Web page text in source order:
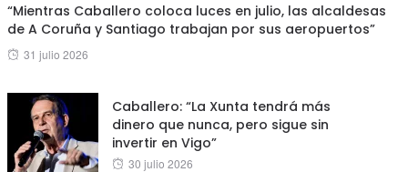
“Mientras Caballero coloca luces en julio, las alcaldesas
de A Coruña y Santiago trabajan por sus aeropuertos”
Posted
31 julio 2026
Caballero: “La Xunta tendrá más
dinero que nunca, pero sigue sin
invertir en Vigo”
Posted
30 julio 2026